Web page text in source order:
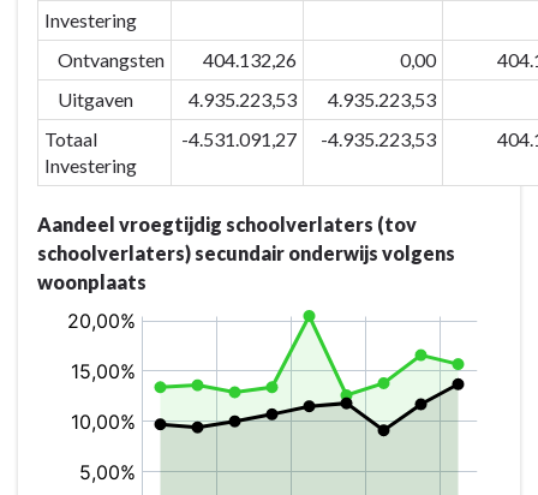
Actieplannen
09.04:
zetten
bestrijding
vormen
kansarmoede
kinderen/jongeren/gezinnen
Investering
Ontvangsten
404.132,26 0,00
Uitgaven
4.935.223,53
4.935.223,53
Totaal
Investering
-4.531.091,27 -4.935.223,53
Aandeel vroegtijdig schoolverlaters (tov
schoolverlaters) secundair onderwijs volgens
woonplaats